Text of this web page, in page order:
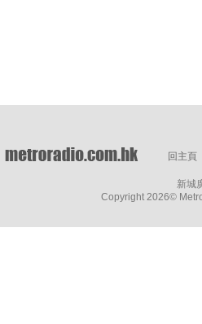
回主頁
新城
Copyright 2026©